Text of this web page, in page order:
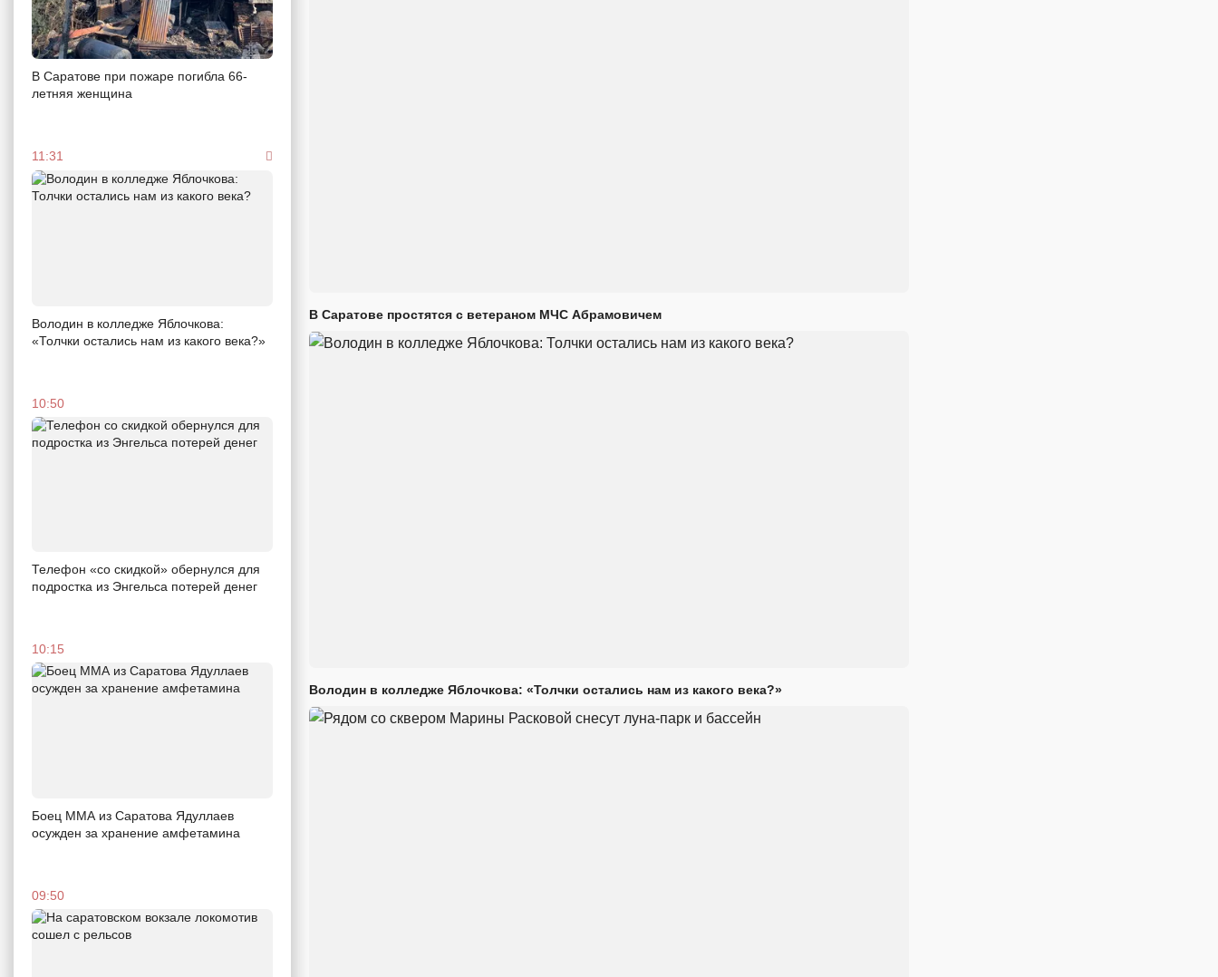
В Саратове при пожаре погибла 66-
летняя женщина
11:31
Володин в колледже Яблочкова:
«Толчки остались нам из какого века?»
10:50
Телефон «со скидкой» обернулся для
подростка из Энгельса потерей денег
10:15
Боец ММА из Саратова Ядуллаев
осужден за хранение амфетамина
09:50
В Саратове простятся с ветераном МЧС Абрамовичем
Володин в колледже Яблочкова: «Толчки остались нам из какого века?»